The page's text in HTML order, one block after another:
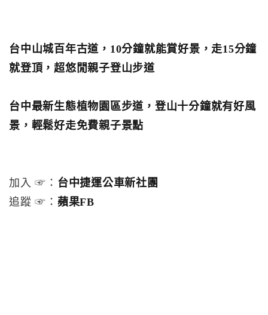
台中山城百年古道，10分鐘就能賞好景，走15分鐘
就登頂，超悠閒親子登山步道
台中最新生態植物園區步道，登山十分鐘就有好風
景，輕鬆好走免費親子景點
加入 ☞： 台中捷運公車新社團
追蹤 ☞： 蘋果FB